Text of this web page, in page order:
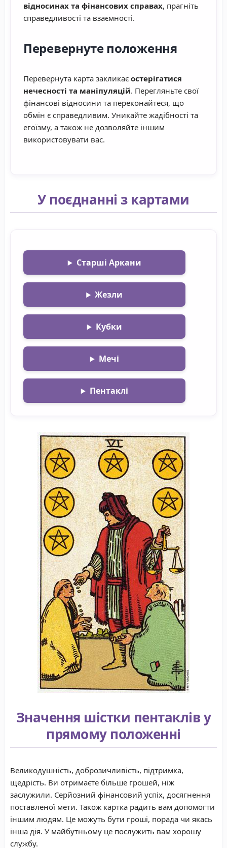
відносинах та фінансових справах, прагніть
справедливості та взаємності.
Перевернуте положення
Перевернута карта закликає остерігатися
нечесності та маніпуляцій. Перегляньте свої
фінансові відносини та переконайтеся, що
обмін є справедливим. Уникайте жадібності та
егоїзму, а також не дозволяйте іншим
використовувати вас.
У поєднанні з картами
Старші Аркани
Жезли
Кубки
Мечі
Пентаклі
Значення шістки пентаклів у
прямому положенні
Великодушність, доброзичливість, підтримка,
щедрість. Ви отримаєте більше грошей, ніж
заслужили. Серйозний фінансовий успіх, досягнення
поставленої мети. Також картка радить вам допомогти
іншим людям. Це можуть бути гроші, порада чи якась
інша дія. У майбутньому це послужить вам хорошу
службу.